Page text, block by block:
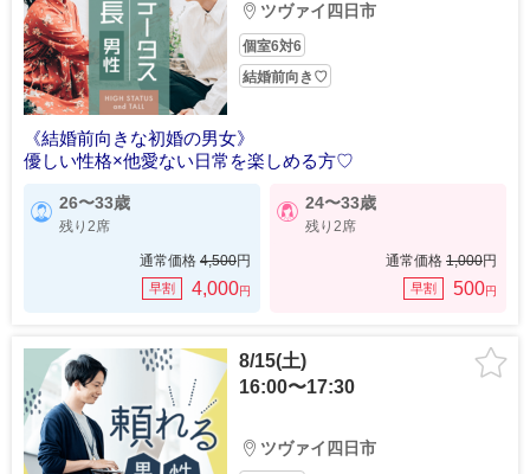
ツヴァイ四日市
個室6対6
結婚前向き♡
《結婚前向きな初婚の男女》
優しい性格×他愛ない日常を楽しめる方♡
26〜33歳
残り2席
通常価格 4,500円
早割 4,000円
24〜33歳
残り2席
通常価格 1,000円
早割 500円
8/15(土)
16:00〜17:30
ツヴァイ四日市